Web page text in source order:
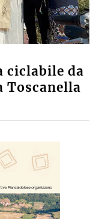
ciclabile da
Toscanella